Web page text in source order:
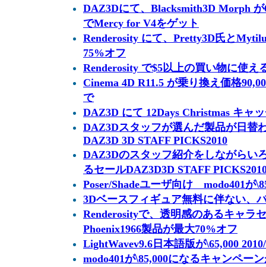
DAZ3Dにて、Blacksmith3D Morph
でMercy for V4をゲット
Renderosity にて、Pretty3D氏と
75%オフ
Renderosity で$5以上の買い物に使え
Cinema 4D R11.5 が乗り換え価格
で
DAZ3D にて 12Days Christmas キャ
DAZ3Dスタッフが選んだ製品が日替
DAZ3D 3D STAFF PICKS2010
DAZ3Dのスタッフ紹介をしながらい
るセールDAZ3D3D STAFF
Poser/Shadeユーザ向け modo401が
3Dベースフィギュア無料に伴ない、
Renderosityで、透明感のあるキャラ
Phoenix1966製品が最大70%オフ
LightWavev9.6日本語版が\65,000
modo401が\85,000になるキャンペー